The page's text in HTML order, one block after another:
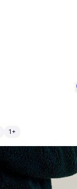
1+